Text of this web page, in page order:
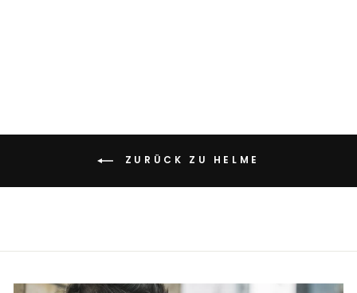
ZURÜCK ZU HELME